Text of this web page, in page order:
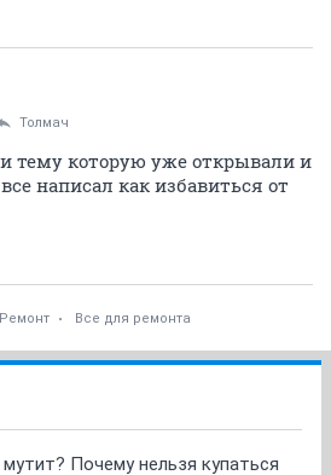
Толмач
тему которую уже открывали и
написал как избавиться от
Все для ремонта
Почему нельзя купаться